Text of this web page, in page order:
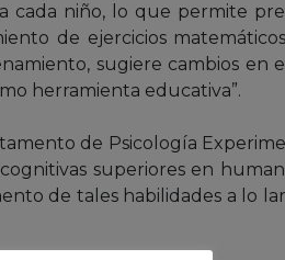
cada niño, lo que permite
de ejercicios
sugiere cambios en
herramienta educativa”.
de Psicología
superiores en
de tales habilidades a lo